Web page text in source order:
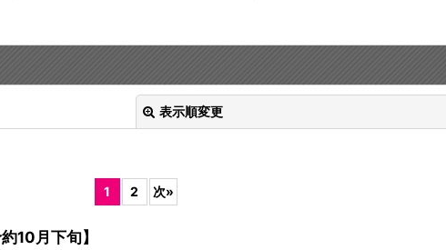
表示順変更
1 2 次»
10月下旬】